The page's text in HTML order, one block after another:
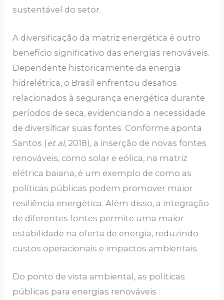
sustentável do setor.
A diversificação da matriz energética é outro
benefício significativo das energias renováveis.
Dependente historicamente da energia
hidrelétrica, o Brasil enfrentou desafios
relacionados à segurança energética durante
períodos de seca, evidenciando a necessidade
de diversificar suas fontes. Conforme aponta
Santos (et al, 2018), a inserção de novas fontes
renováveis, como solar e eólica, na matriz
elétrica baiana, é um exemplo de como as
políticas públicas podem promover maior
resiliência energética. Além disso, a integração
de diferentes fontes permite uma maior
estabilidade na oferta de energia, reduzindo
custos operacionais e impactos ambientais.
Do ponto de vista ambiental, as políticas
públicas para energias renováveis